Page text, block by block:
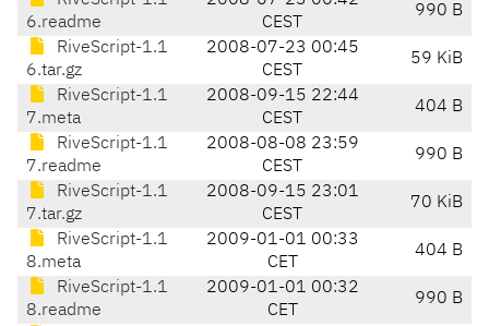
6.readme
CEST
990 B
RiveScript-1.1
6.tar.gz
2008-07-23 00:45
CEST
59 KiB
RiveScript-1.1
7.meta
2008-09-15 22:44
CEST
404 B
RiveScript-1.1
7.readme
2008-08-08 23:59
CEST
990 B
RiveScript-1.1
7.tar.gz
2008-09-15 23:01
CEST
70 KiB
RiveScript-1.1
8.meta
2009-01-01 00:33
CET
404 B
RiveScript-1.1
8.readme
2009-01-01 00:32
CET
990 B